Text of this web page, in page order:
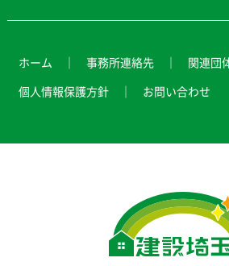
ホーム 事務所連絡先
関連団
個人情報保護方針
お問い合わせ